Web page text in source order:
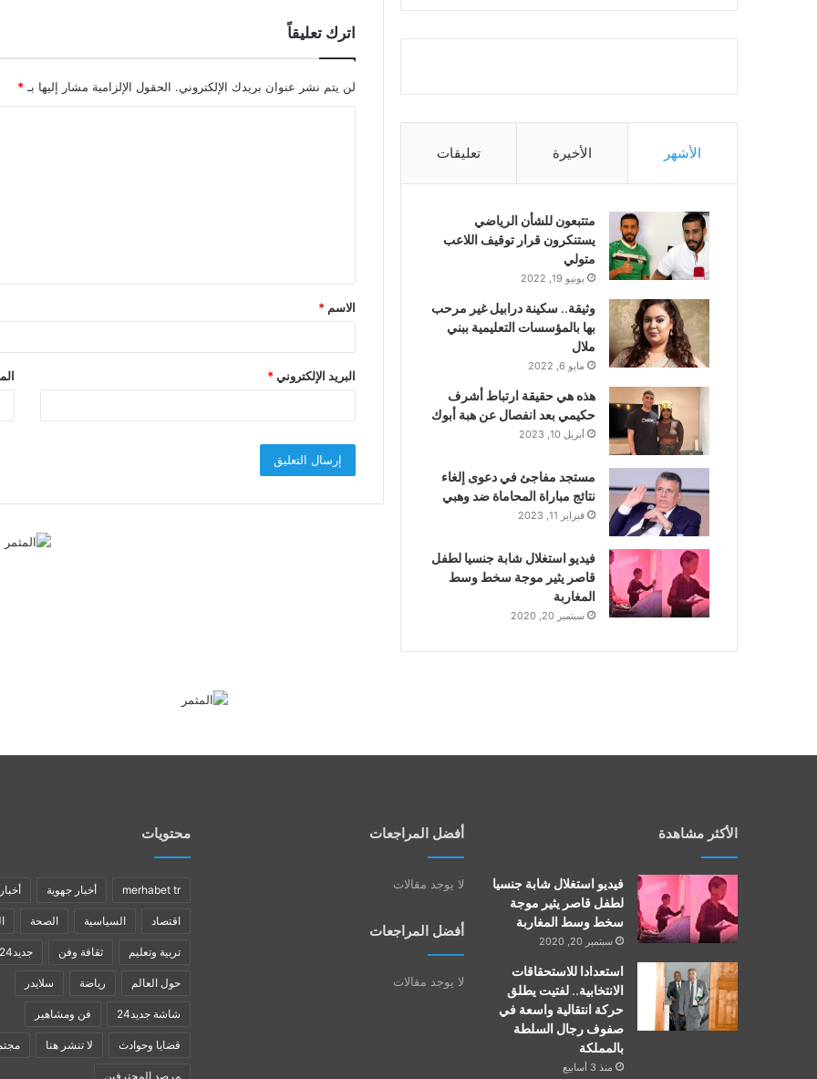
اترك تعليقاً
لن يتم نشر عنوان بريدك الإلكتروني. الحقول الإلزامية مشار إليها بـ*
ق
*
الاسم *
البريد الإلكتروني*
الأشهر الأخيرة تعليقات
متتبعون للشأن الرياضي
يستنكرون قرار توقيف اللاعب
متولي
يونيو 19, 2022
وثيقة.. سكينة درابيل غير مرحب
بها بالمؤسسات التعليمية ببني
ملال
مايو 6, 2022
هذه هي حقيقة ارتباط أشرف
حكيمي بعد انفصال عن هبة أبوك
أبريل 10, 2023
مستجد مفاجئ في دعوى إلغاء
نتائج مباراة المحاماة ضد وهبي
فبراير 11, 2023
فيديو استغلال شابة جنسيا لطفل
قاصر يثير موجة سخط وسط
المغاربة
سبتمبر 20, 2020
الأكثر مشاهدة
فيديو استغلال شابة جنسيا
لطفل قاصر يثير موجة
سخط وسط المغاربة
سبتمبر 20, 2020
استعدادا للاستحقاقات
الانتخابية.. لفتيت يطلق
حركة انتقالية واسعة في
صفوف رجال السلطة
بالمملكة
منذ 3 أسابيع
أفضل المراجعات
لا يوجد مقالات
أفضل المراجعات
لا يوجد مقالات
محتويات
merhabet tr أخبار جهوية
اقتصاد السياسية الصحة
تربية وتعليم ثقافة وفن جديد24
حول العالم رياضة سلايدر
شاشة جديد24 فن ومشاهير
قضايا وحوادث لا تنشر هنا
مرصد المحترفين